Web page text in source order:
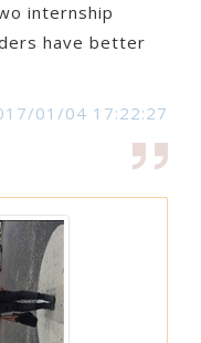
internship
have better
01/04 17:22:27